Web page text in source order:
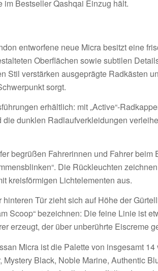
Bestseller Qashqai Einzug hält.
entworfene neue Micra besitzt eine
Oberflächen sowie subtilen
Stil verstärken ausgeprägte Radkästen
sorgt.
erhältlich: mit „Active“-
dunklen Radlaufverkleidungen
begrüßen Fahrerinnen und Fahrer beim
Die Rückleuchten
kreisförmigen Lichtelementen aus.
Tür zieht sich auf Höhe der
Scoop“ bezeichnen: Die feine Linie ist
erzeugt, der über unberührte Eiscreme
Micra ist die Palette von insgesamt 14
Black, Noble Marine, Authentic